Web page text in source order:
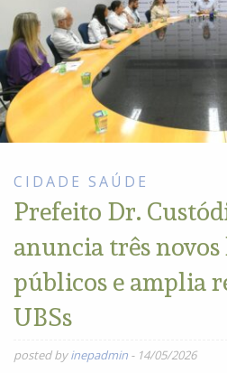
CIDADE SAÚDE
Prefeito Dr.
anuncia três
públicos e amplia
UBSs
posted byinepadmin - 14/05/2026